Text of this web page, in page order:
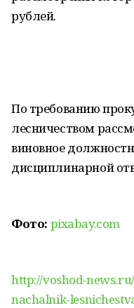
рублей.
По требованию
лесничеством
виновное
дисциплинарной
Фото: pixabay.com
http://voshod-
nachalnik-